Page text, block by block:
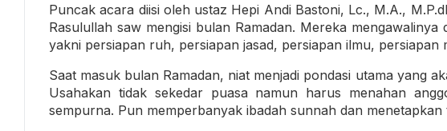
Puncak acara diisi oleh ustaz Hepi Andi Bastoni, Lc., M.A.,
Rasulullah saw mengisi bulan Ramadan. Mereka
yakni persiapan ruh, persiapan jasad, persiapan ilmu, persiapan
Saat masuk bulan Ramadan, niat menjadi pondasi utama yang
Usahakan tidak sekedar puasa namun harus menahan
sempurna. Pun memperbanyak ibadah sunnah dan